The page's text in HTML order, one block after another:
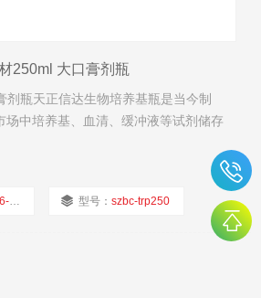
250ml 大口膏剂瓶
剂瓶天正信达生物培养基瓶是当今制
场中培养基、血清、缓冲液等试剂储存
型号：szbc-trp250